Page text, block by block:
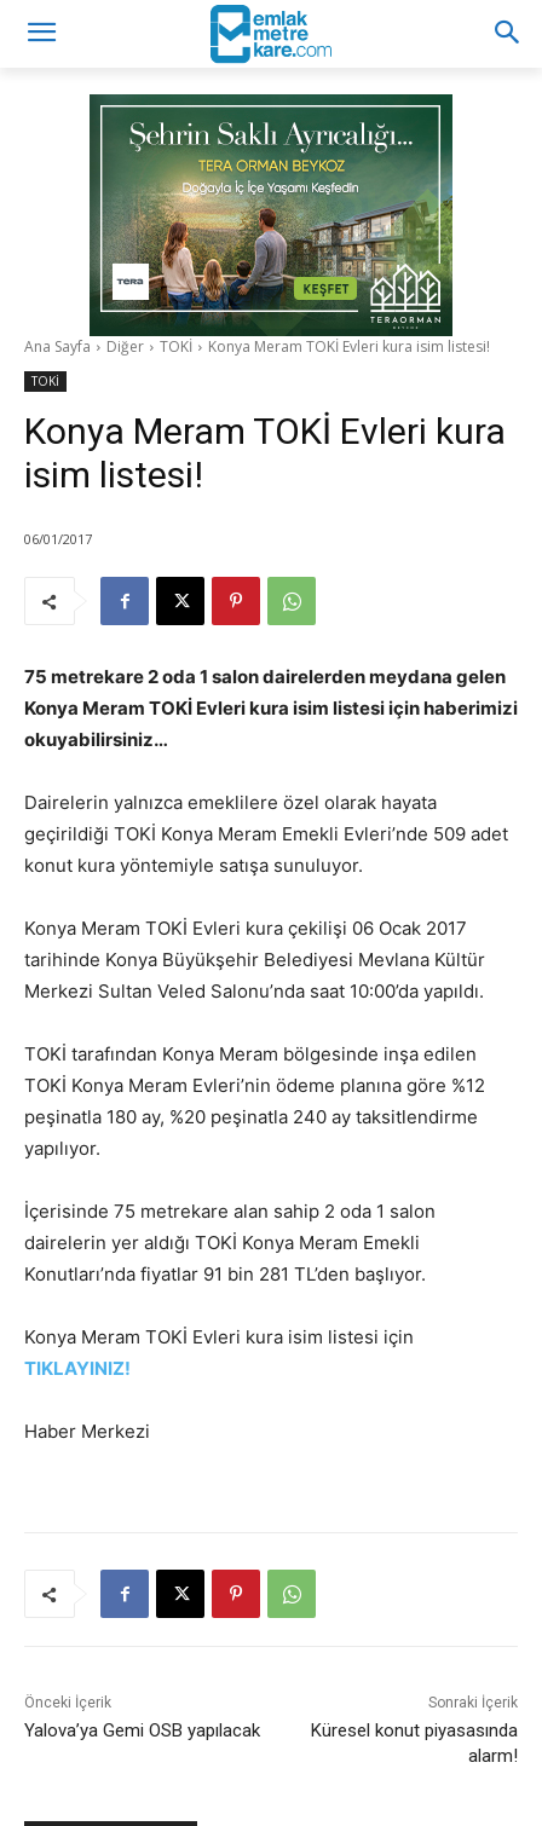
Ana Sayfa Diğer TOKİ Konya Meram TOKİ Evleri kura isim listesi!
TOKİ
Konya Meram TOKİ Evleri kura
isim listesi!
06/01/2017
75 metrekare 2 oda 1 salon dairelerden meydana gelen
Konya Meram TOKİ Evleri kura isim listesi için haberimizi
okuyabilirsiniz…
Dairelerin yalnızca emeklilere özel olarak hayata
geçirildiği TOKİ Konya Meram Emekli Evleri’nde 509 adet
konut kura yöntemiyle satışa sunuluyor.
Konya Meram TOKİ Evleri kura çekilişi 06 Ocak 2017
tarihinde Konya Büyükşehir Belediyesi Mevlana Kültür
Merkezi Sultan Veled Salonu’nda saat 10:00’da yapıldı.
TOKİ tarafından Konya Meram bölgesinde inşa edilen
TOKİ Konya Meram Evleri’nin ödeme planına göre %12
peşinatla 180 ay, %20 peşinatla 240 ay taksitlendirme
yapılıyor.
İçerisinde 75 metrekare alan sahip 2 oda 1 salon
dairelerin yer aldığı TOKİ Konya Meram Emekli
Konutları’nda fiyatlar 91 bin 281 TL’den başlıyor.
Konya Meram TOKİ Evleri kura isim listesi için
TIKLAYINIZ!
Haber Merkezi
Önceki İçerik
Yalova’ya Gemi OSB yapılacak
Sonraki İçerik
Küresel konut piyasasında
alarm!